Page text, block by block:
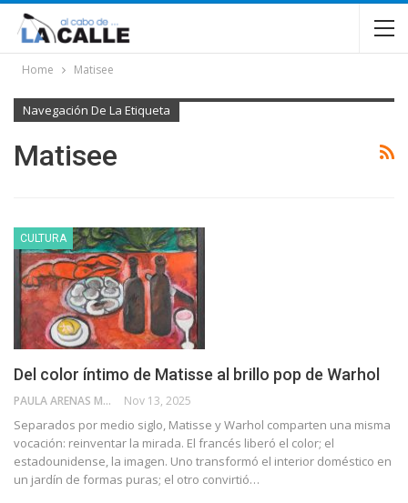
Home Matisee
Navegación De La Etiqueta
Matisee
CULTURA
Del color íntimo de Matisse al brillo pop de Warhol
PAULA ARENAS MARTÍN ABRIL Nov 13, 2025
Separados por medio siglo, Matisse y Warhol comparten una misma
vocación: reinventar la mirada. El francés liberó el color; el
estadounidense, la imagen. Uno transformó el interior doméstico en
un jardín de formas puras; el otro convirtió…